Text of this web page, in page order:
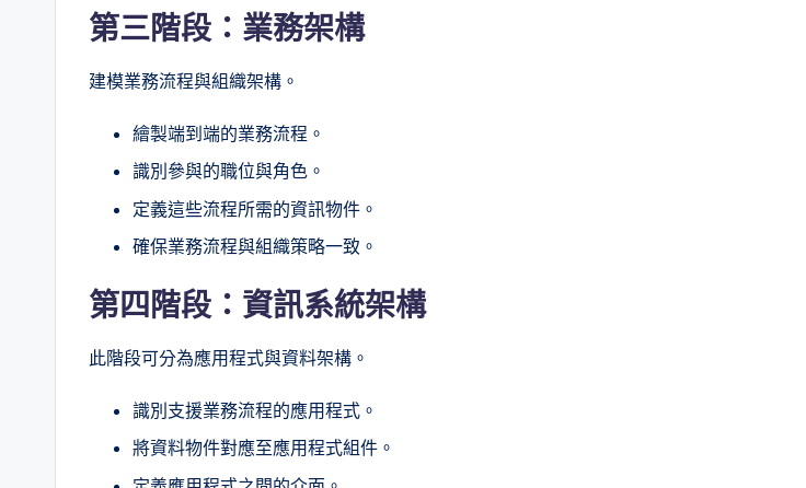
第三階段：業務架構
建模業務流程與組織架構。
繪製端到端的業務流程。
識別參與的職位與角色。
定義這些流程所需的資訊物件。
確保業務流程與組織策略一致。
第四階段：資訊系統架構
此階段可分為應用程式與資料架構。
識別支援業務流程的應用程式。
將資料物件對應至應用程式組件。